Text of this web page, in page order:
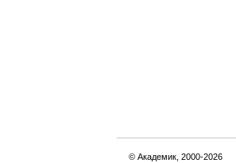
© Академик, 2000-2026